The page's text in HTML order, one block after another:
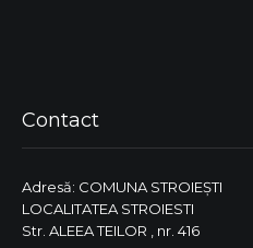
Contact
Adresă: COMUNA STROIEŞTI
LOCALITATEA STROIESTI
Str. ALEEA TEILOR , nr. 416